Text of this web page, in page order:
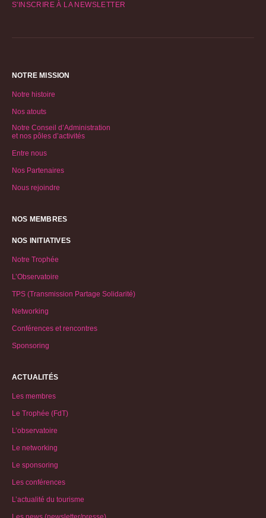
S'INSCRIRE À LA NEWSLETTER
NOTRE MISSION
Notre histoire
Nos atouts
Notre Conseil d’Administration
et nos pôles d’activités
Entre nous
Nos Partenaires
Nous rejoindre
NOS MEMBRES
NOS INITIATIVES
Notre Trophée
L’Observatoire
TPS (Transmission Partage Solidarité)
Networking
Conférences et rencontres
Sponsoring
ACTUALITÉS
Les membres
Le Trophée (FdT)
L’observatoire
Le networking
Le sponsoring
Les conférences
L’actualité du tourisme